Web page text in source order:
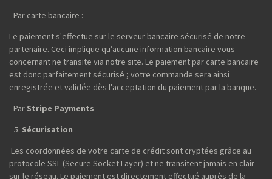
- Par carte bancaire :
Le paiement s'effectue sur le serveur bancaire sécurisé de notre
partenaire. Ceci implique qu’aucune information bancaire vous
concernant ne transite via notre site. Le paiement par carte bancaire
est donc parfaitement sécurisé ; votre commande sera ainsi
enregistrée et validée dès l'acceptation du paiement par la banque.
- Par Stripe Payments
Sécurisation
Les coordonnées de votre carte de crédit sont cryptées grâce au
protocole SSL (Secure Socket Layer) et ne transitent jamais en clair
sur le réseau. Le paiement est directement effectué auprès de la